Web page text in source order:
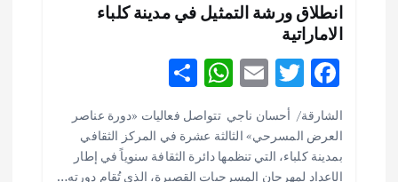
انطلاق ورشة التمثيل في مدينة كلباء
الاماراتية
F
ac
e
b
T
w
it
te
E
ai
l
W
h
at
s
h
ar
e
الشارقة/ أحسان ناجي تتواصل فعاليات «دورة عناصر
العرض المسرحي» الثالثة عشرة في المركز الثقافي
بمدينة كلباء، التي تنظمها دائرة الثقافة سنوياً في إطار
الإعداد لمهرجان المسرحيات القصيرة، الذي تُقام دورته…